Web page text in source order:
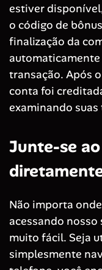
estiver
o código de
finalização da
automaticamente
transação. Após
conta foi
examinando
Junte-se
Não importa
acessando
muito fácil. Seja
simplesmente